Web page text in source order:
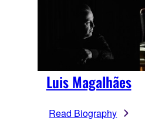
Luis Magalhães
Read Biography